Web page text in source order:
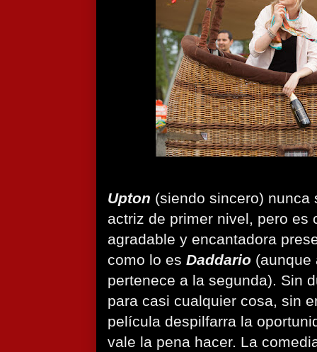
Upton (siendo sincero) nunca
actriz de primer nivel, pero es
agradable y encantadora
como lo es Daddario (aunque
pertenece a la segunda). Sin
para casi cualquier cosa, sin
película despilfarra la
vale la pena hacer. La